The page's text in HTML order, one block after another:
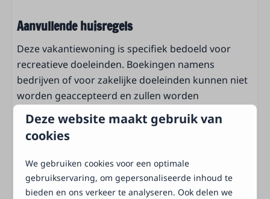
2 Slaapkamers
Kledingkast
Kledinghangers
Babybed
2-Persoonsbed(den): 1
Triplo bed(den): 1
Eenpersoonsdekbedden en kussens
Badkamer
Toilet
Aanvullende huisregels
Deze vakantiewoning is specifiek bedoeld voor
recreatieve doeleinden. Boekingen namens
bedrijven of voor zakelijke doeleinden kunnen niet
worden geaccepteerd en zullen worden
geannuleerd. In geval van annulering worden
annuleringskosten in rekening gebracht. Om
ervoor te zorgen dat onze accommodatie in goede
staat blijft voor alle gasten, vragen wij een borg. De
borg bedraagt maximaal €250 en dient als
zekerheid voor eventuele schade of vermissing
Deze website maakt gebruik van
cookies
We gebruiken cookies voor een optimale
gebruikservaring, om gepersonaliseerde inhoud te
bieden en ons verkeer te analyseren. Ook delen we